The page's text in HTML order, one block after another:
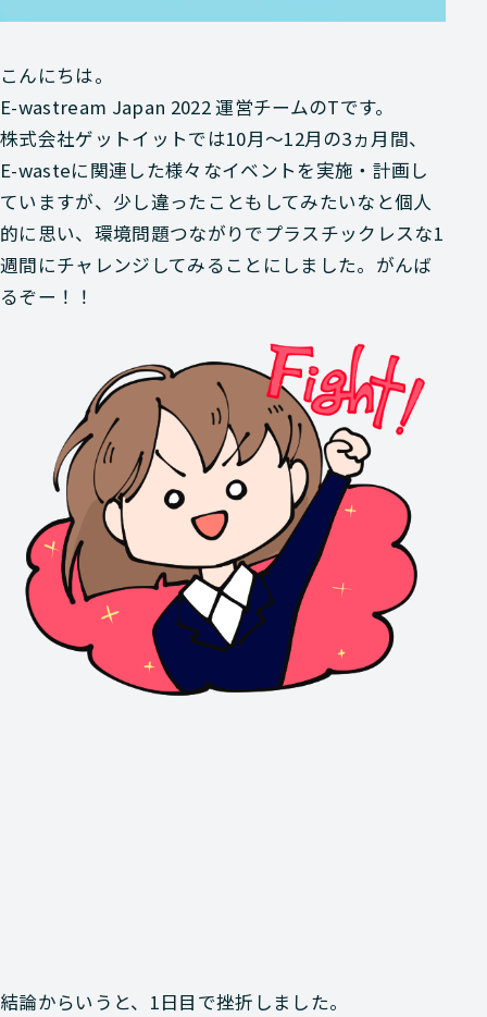
こんにちは。
E-wastream Japan 2022 運営チームのTです。
株式会社ゲットイットでは10月～12月の3ヵ月間、
E-wasteに関連した様々なイベントを実施・計画し
ていますが、少し違ったこともしてみたいなと個人
的に思い、環境問題つながりでプラスチックレスな1
週間にチャレンジしてみることにしました。がんば
るぞー！！
結論からいうと、1日目で挫折しました。